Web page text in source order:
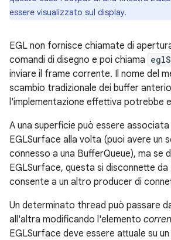
essere visualizzato sul display.
EGL non fornisce chiamate di
comandi di disegno e poi chiama
inviare il frame corrente. Il nome del
scambio tradizionale dei buffer
l'implementazione effettiva potrebbe
A una superficie può essere associata
EGLSurface alla volta (puoi avere un
connesso a una BufferQueue), ma se
EGLSurface, questa si disconnette da
consente a un altro producer di
Un determinato thread può passare
all'altra modificando l'elemento
EGLSurface deve essere attuale su